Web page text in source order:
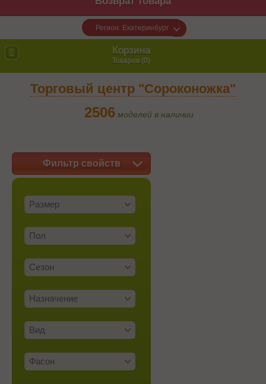
Регион: Екатеринбург
Корзина
Товаров (0)
Торговый центр "Сороконожка"
2506 моделей в наличии
Фильтр свойств
Размер
Пол
Сезон
Назначение
Вид
Фасон